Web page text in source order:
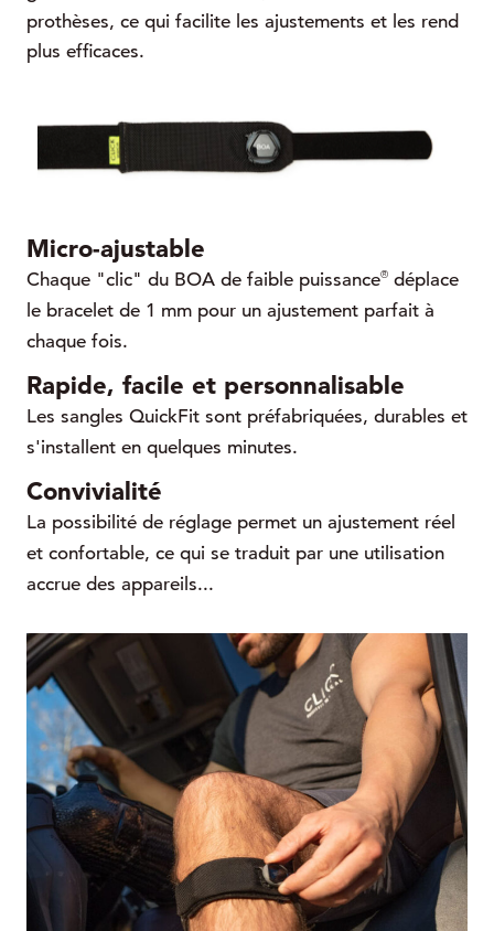
prothèses, ce qui facilite les ajustements et les rend
plus efficaces.
Micro-ajustable
Chaque "clic" du BOA de faible puissance® déplace
le bracelet de 1 mm pour un ajustement parfait à
chaque fois.
Rapide, facile et personnalisable
Les sangles QuickFit sont préfabriquées, durables et
s'installent en quelques minutes.
Convivialité
La possibilité de réglage permet un ajustement réel
et confortable, ce qui se traduit par une utilisation
accrue des appareils...